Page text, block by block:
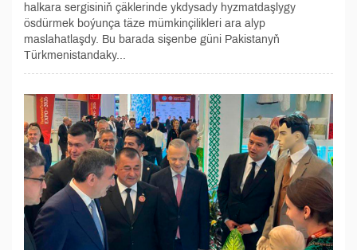
halkara sergisiniň çäklerinde ykdysady hyzmatdaşlygy
ösdürmek boýunça täze mümkinçilikleri ara alyp
maslahatlaşdy. Bu barada sişenbe güni Pakistanyň
Türkmenistandaky...